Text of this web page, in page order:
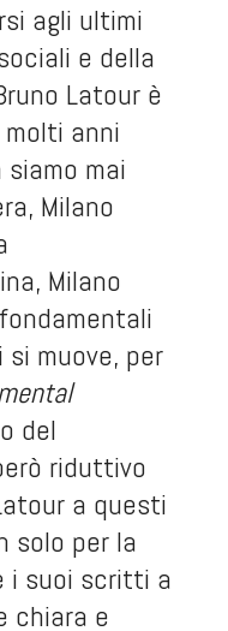
agli ultimi
e della
Latour è
anni
siamo mai
Milano
Milano
muove, per
del
riduttivo
a questi
solo per la
i suoi scritti a
chiara e